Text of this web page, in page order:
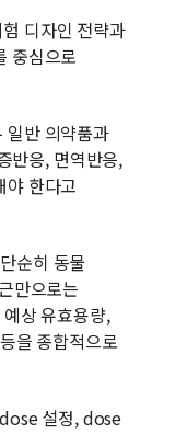
디자인 전략과
중심으로
일반 의약품과
반응, 면역반응,
야 한다고
순히 동물
만으로는
상 유효용량,
을 종합적으로
설정, dose